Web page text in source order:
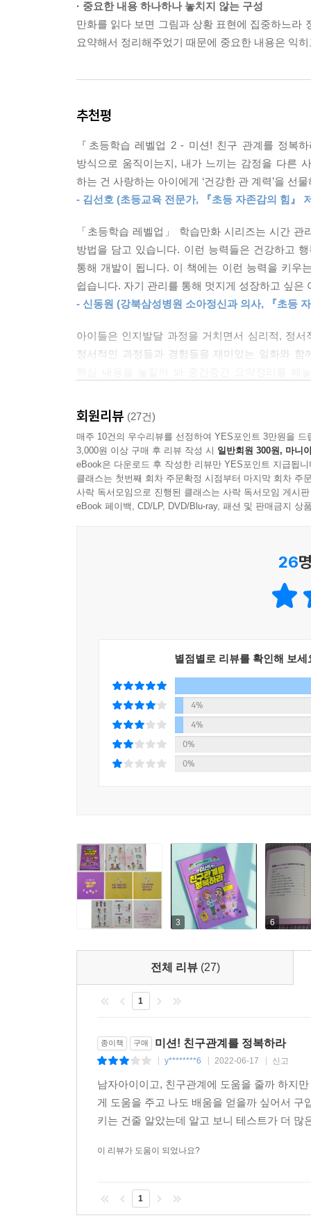
· 중요한 내용 하나하나 놓치지 않는 구성
만화를 읽다 보면 그림과 상황 표현에 집중하느라
요약해서 정리해주었기 때문에 중요한 내용은 익
추천평
『초등학습 레벨업 2 - 미션! 친구 관계를 정복
방식으로 움직이는지, 내가 느끼는 감정을 다른
하는 건 사랑하는 아이에게 ‘건강한 관 계력’을 선
- 김선호 (초등교육 전문가, 『초등 자존감의 힘』
「초등학습 레벨업」 학습만화 시리즈는 시간
방법을 담고 있습니다. 이런 능력들은 건강하고
통해 개발이 됩니다. 이 책에는 이런 능력을 키우
쉽습니다. 자기 관리를 통해 멋지게 성장하고 싶은
- 신동원 (강북삼성병원 소아정신과 의사, 『초등
아이들은 인지발달 과정을 거치면서 심리적, 정
정서적인 과정들과 경험들을 재미있는 일화와
- 류지영 (KAIST 과학영재교육연구원 부원장)
회원리뷰 (27건)
매주 10건의 우수리뷰를 선정하여 YES포인트 3만원을 드
3,000원 이상 구매 후 리뷰 작성 시 일반회원 300원, 마니
eBook은 다운로드 후 작성한 리뷰만 YES포인트 지급됩니
클래스는 첫번째 회차 주문확정 시점부터 마지막 회차 주
사락 독서모임으로 진행된 클래스는 사락 독서모임 게시
eBook 페이백, CD/LP, DVD/Blu-ray, 패션 및 판매금지 상
26
별점별로 리뷰를 확인해 보세
4%
4%
0%
0%
3 6
전체 리뷰 (27)
1
종이책 구매 미션! 친구관계를 정복하라
y********6 2022-06-17 신고
남자아이이고, 친구관계에 도움을 줄까 하지
게 도움을 주고 나도 배움을 얻을까 싶어서
키는 건줄 알았는데 알고 보니 테스트가 더
이 리뷰가 도움이 되었나요?
1